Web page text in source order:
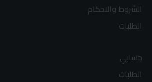
الشروط والاحكام
الطلبات
حسابي
الطلبات